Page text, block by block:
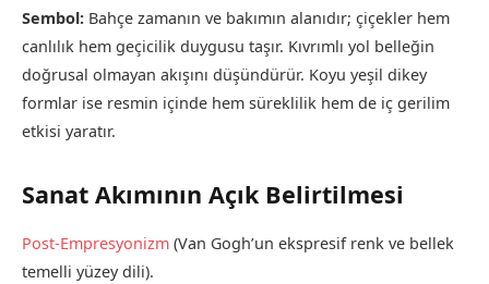
Sembol: Bahçe zamanın ve bakımın alanıdır; çiçekler hem
canlılık hem geçicilik duygusu taşır. Kıvrımlı yol belleğin
doğrusal olmayan akışını düşündürür. Koyu yeşil dikey
formlar ise resmin içinde hem süreklilik hem de iç gerilim
etkisi yaratır.
Sanat Akımının Açık Belirtilmesi
Post-Empresyonizm (Van Gogh’un ekspresif renk ve bellek
temelli yüzey dili).